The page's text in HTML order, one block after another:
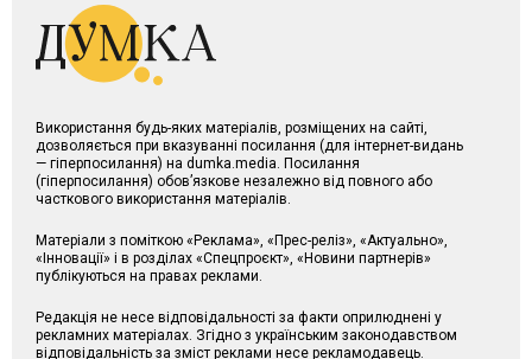
Використання будь-яких матеріалів, розміщених на сайті,
дозволяється при вказуванні посилання (для інтернет-видань
— гіперпосилання) на dumka.media. Посилання
(гіперпосилання) обов’язкове незалежно від повного або
часткового використання матеріалів.
Матеріали з поміткою «Реклама», «Прес-реліз», «Актуально»,
«Інновації» і в розділах «Спецпроєкт», «Новини партнерів»
публікуються на правах реклами.
Редакція не несе відповідальності за факти оприлюднені у
рекламних матеріалах. Згідно з українським законодавством
відповідальність за зміст реклами несе рекламодавець.